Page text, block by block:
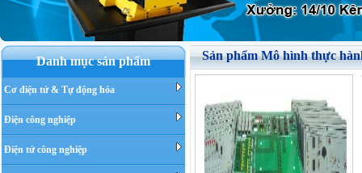
Danh mục sản phẩm
Cơ điện tử & Tự động hóa
Điện công nghiệp
Điện tử công nghiệp
Sản phẩm Mô hình thực